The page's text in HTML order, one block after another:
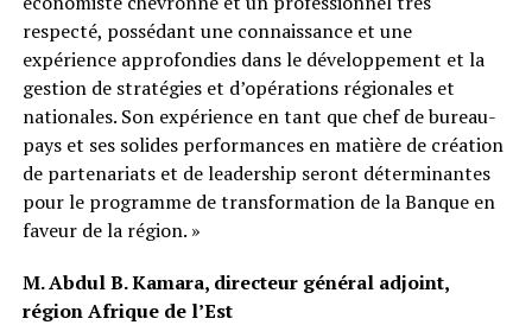
respecté, possédant une connaissance et une
expérience approfondies dans le développement et la
gestion de stratégies et d’opérations régionales et
nationales. Son expérience en tant que chef de bureau-
pays et ses solides performances en matière de création
de partenariats et de leadership seront déterminantes
pour le programme de transformation de la Banque en
faveur de la région. »
M. Abdul B. Kamara, directeur général adjoint,
région Afrique de l’Est